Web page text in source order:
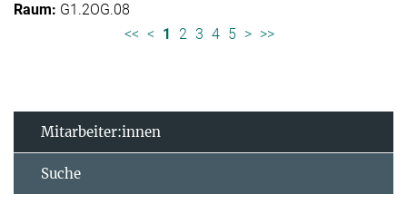
G1.2OG.08
<< < 1 2 3 4 5 > >>
Mitarbeiter:innen
Suche